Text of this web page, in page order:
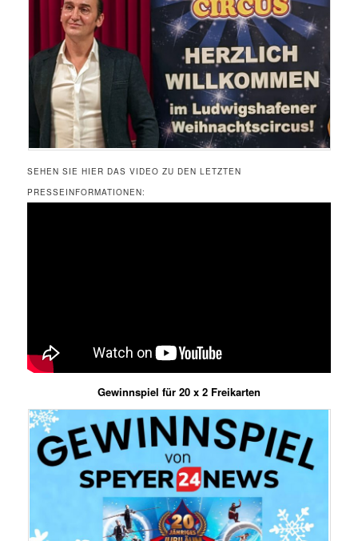
SEHEN SIE HIER DAS VIDEO ZU DEN LETZTEN
PRESSEINFORMATIONEN:
Gewinnspiel für 20 x 2 Freikarten